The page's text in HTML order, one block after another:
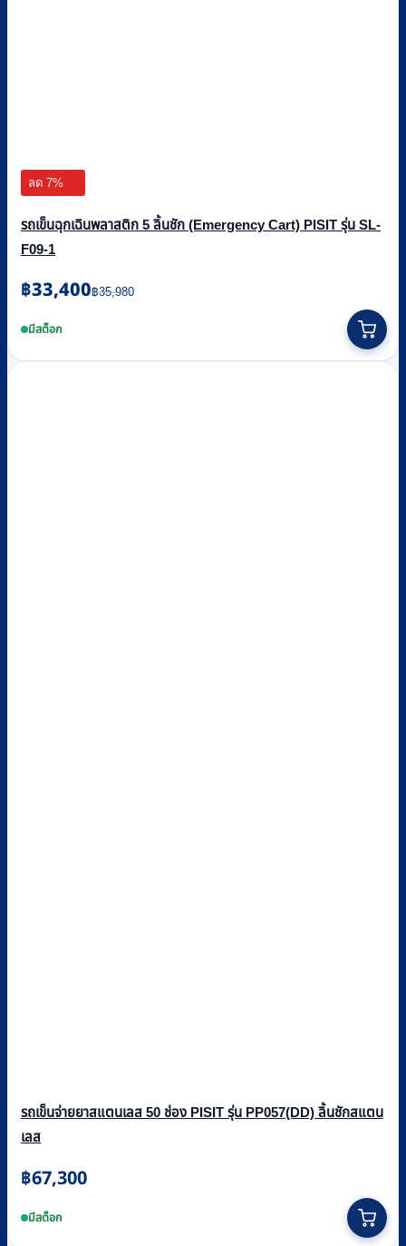
ลด 7%
รถเข็นฉุกเฉินพลาสติก 5 ลิ้นชัก (Emergency Cart) PISIT รุ่น SL-
F09-1
฿35,980
Original
price
was:
฿33,400
Current
price
is:มีสต็อก
รถเข็นจ่ายยาสแตนเลส 50 ช่อง PISIT รุ่น PP057(DD) ลิ้นชักสแตน
เลส
฿67,300
มีสต็อก